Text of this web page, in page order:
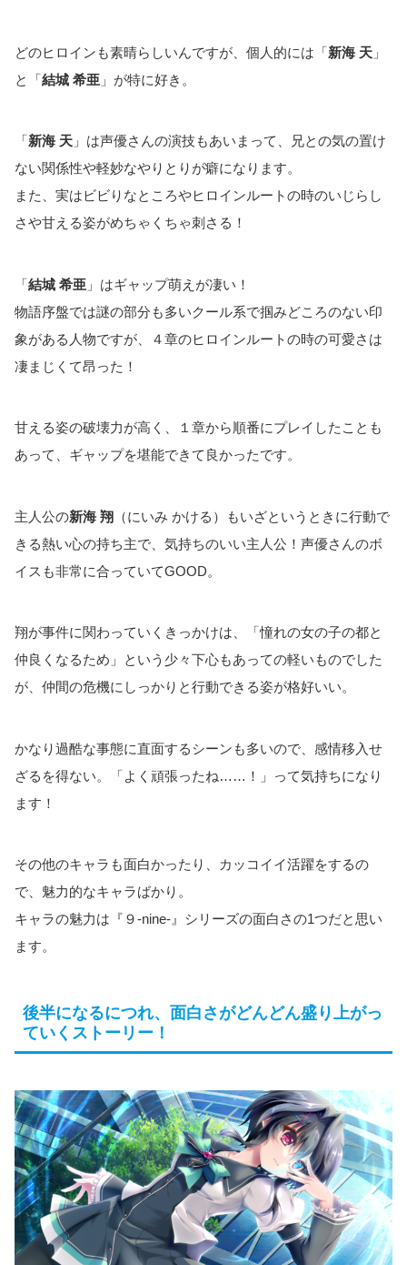
どのヒロインも素晴らしいんですが、個人的には「新海 天 」
と「結城 希亜 」が特に好き。
「新海 天 」は声優さんの演技もあいまって、兄との気の置け
ない関係性や軽妙なやりとりが癖になります。
また、実はビビりなところやヒロインルートの時のいじらし
さや甘える姿がめちゃくちゃ刺さる！
「結城 希亜 」はギャップ萌えが凄い！
物語序盤では謎の部分も多いクール系で掴みどころのない印
象がある人物ですが、４章のヒロインルートの時の可愛さは
凄まじくて昂った！
甘える姿の破壊力が高く、１章から順番にプレイしたことも
あって、ギャップを堪能できて良かったです。
主人公の新海 翔 （にいみ かける）もいざというときに行動で
きる熱い心の持ち主で、気持ちのいい主人公！声優さんのボ
イスも非常に合っていてGOOD。
翔が事件に関わっていくきっかけは、「憧れの女の子の都と
仲良くなるため」という少々下心もあっての軽いものでした
が、仲間の危機にしっかりと行動できる姿が格好いい。
かなり過酷な事態に直面するシーンも多いので、感情移入せ
ざるを得ない。「よく頑張ったね……！」って気持ちになり
ます！
その他のキャラも面白かったり、カッコイイ活躍をするの
で、魅力的なキャラばかり。
キャラの魅力は『９-nine-』シリーズの面白さの1つだと思い
ます。
後半になるにつれ、面白さがどんどん盛り上がっ
ていくストーリー！